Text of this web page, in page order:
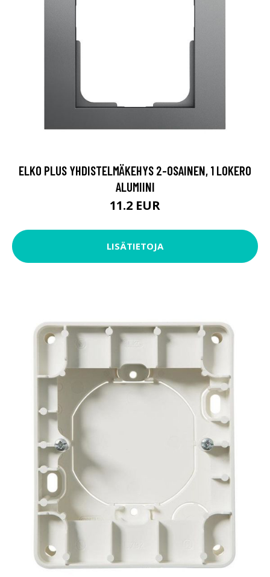
ELKO PLUS YHDISTELMÄKEHYS 2-OSAINEN, 1 LOKERO
ALUMIINI
11.2 EUR
LISÄTIETOJA